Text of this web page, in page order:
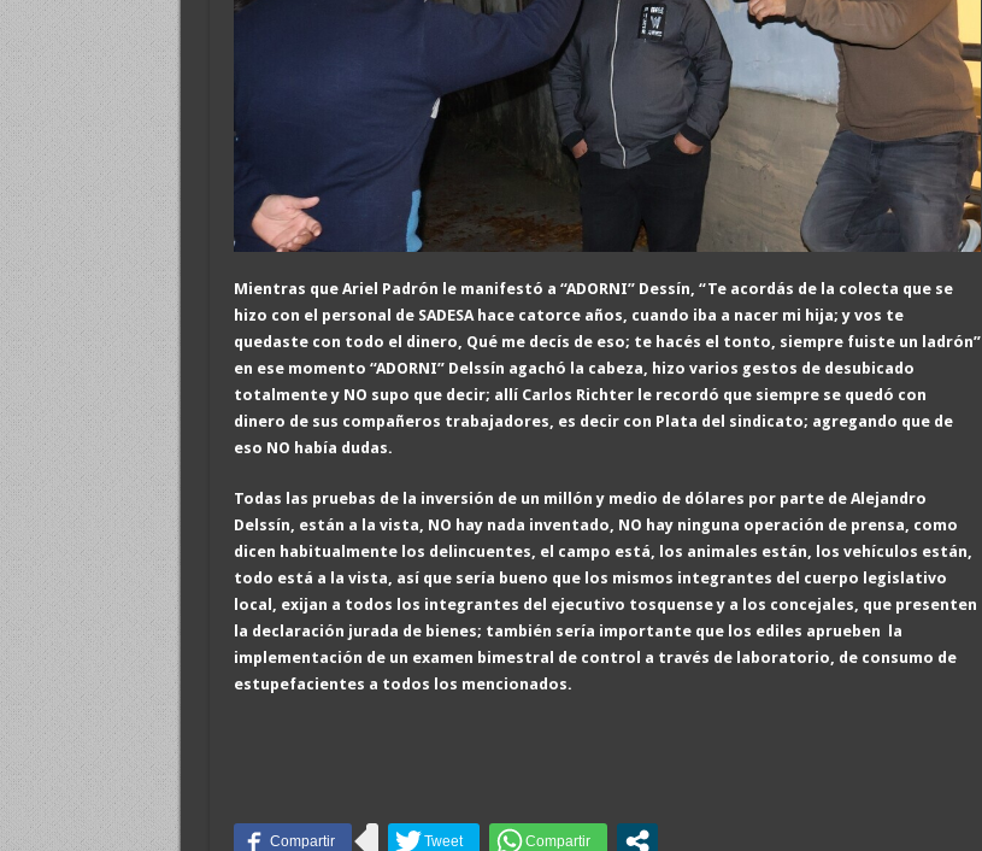
Mientras que Ariel Padrón le manifestó a “ADORNI” Dessín, “Te acordás de la colecta que se
hizo con el personal de SADESA hace catorce años, cuando iba a nacer mi hija; y vos te
quedaste con todo el dinero, Qué me decís de eso; te hacés el tonto, siempre fuiste un ladrón”
en ese momento “ADORNI” Delssín agachó la cabeza, hizo varios gestos de desubicado
totalmente y NO supo que decir; allí Carlos Richter le recordó que siempre se quedó con
dinero de sus compañeros trabajadores, es decir con Plata del sindicato; agregando que de
eso NO había dudas.
Todas las pruebas de la inversión de un millón y medio de dólares por parte de Alejandro
Delssín, están a la vista, NO hay nada inventado, NO hay ninguna operación de prensa, como
dicen habitualmente los delincuentes, el campo está, los animales están, los vehículos están,
todo está a la vista, así que sería bueno que los mismos integrantes del cuerpo legislativo
local, exijan a todos los integrantes del ejecutivo tosquense y a los concejales, que presenten
la declaración jurada de bienes; también sería importante que los ediles aprueben la
implementación de un examen bimestral de control a través de laboratorio, de consumo de
estupefacientes a todos los mencionados.